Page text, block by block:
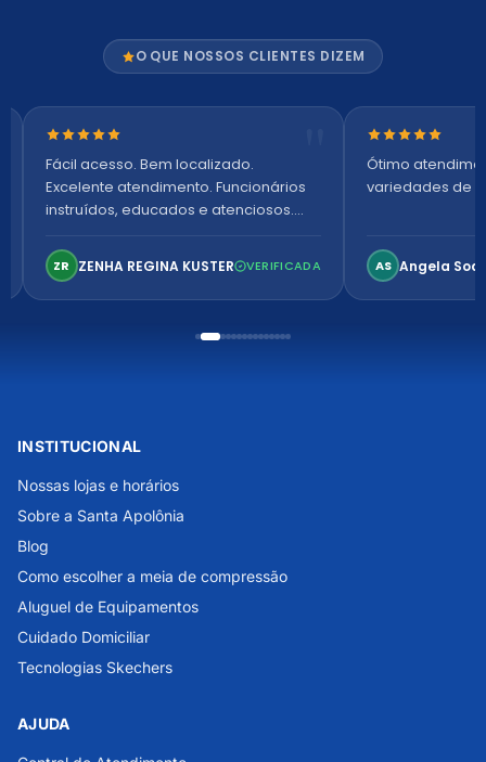
O QUE NOSSOS CLIENTES DIZEM
Nota 5 de 5 estrelas
Fácil acesso. Bem localizado.
Excelente atendimento. Funcionários
instruídos, educados e atenciosos.
confortável. Perfeito!
ZR ZENHA REGINA KUSTER VERIFICADA
Nota 5 de 5
Ótimo
variedades de
AS Angela
INSTITUCIONAL
Nossas lojas e horários
Sobre a Santa Apolônia
Blog
Como escolher a meia de compressão
Aluguel de Equipamentos
Cuidado Domiciliar
Tecnologias Skechers
AJUDA